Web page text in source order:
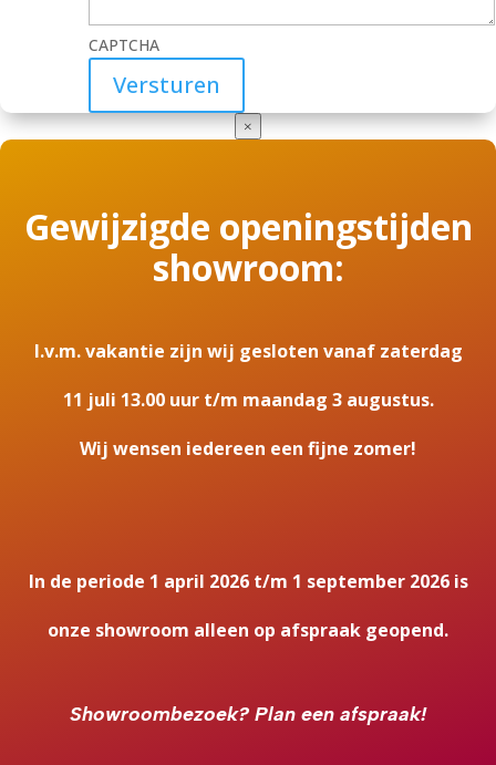
CAPTCHA
×
Gewijzigde openingstijden
showroom:
I.v.m. vakantie zijn wij gesloten vanaf zaterdag
11 juli 13.00 uur t/m maandag 3 augustus.
Wij wensen iedereen een fijne zomer!
In de periode 1 april 2026 t/m 1 september 2026 is
onze showroom alleen op afspraak geopend.
Showroombezoek? Plan een afspraak!